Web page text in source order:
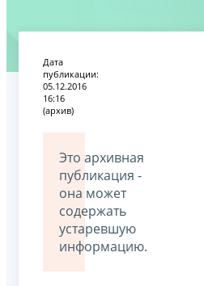
Дата
публикации:
05.12.2016
16:16
(архив)
Это архивная
публикация -
она может
содержать
устаревшую
информацию.